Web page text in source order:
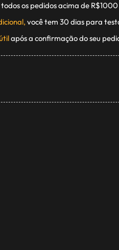
os pedidos acima de R$1000
você tem 30 dias para
após a confirmação do seu